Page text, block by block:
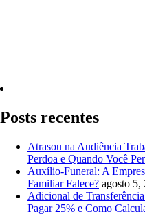
Posts recentes
Atrasou na Audiência
Perdoa e Quando Você
Auxílio-Funeral: A
Familiar Falece? agosto 5,
Adicional de
Pagar 25% e Como